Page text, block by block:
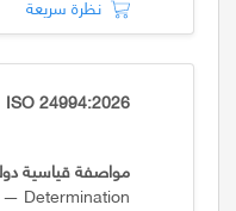
نظرة سريعة
ISO 24994:2026
مواصفة قياسية
Determination